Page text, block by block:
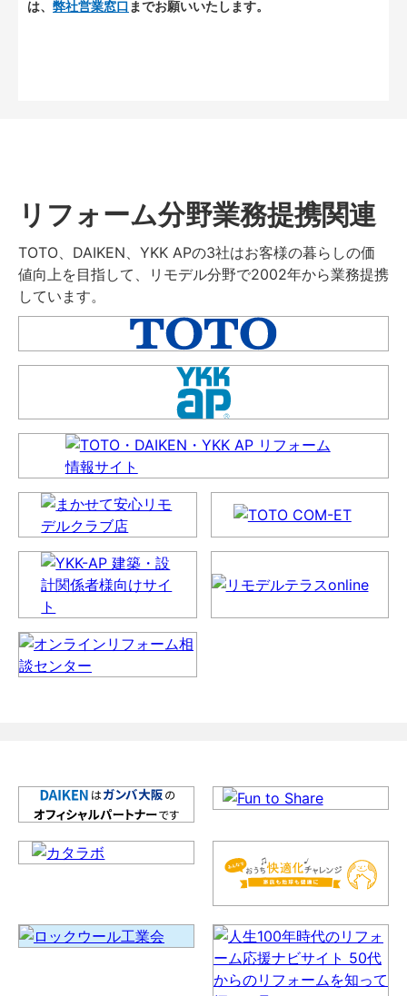
は、 弊社営業窓口 までお願いいたします。
リフォーム分野業務提携関連
TOTO、DAIKEN、YKK APの3社はお客様の暮らしの価
値向上を目指して、リモデル分野で2002年から業務提携
しています。